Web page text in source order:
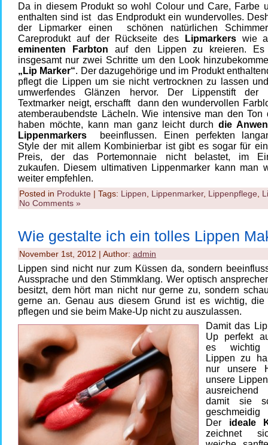
Da in diesem Produkt so wohl Colour und Care, Farbe
enthalten sind ist das Endprodukt ein wundervolles.
der
Lipmarker einen schönen natürlichen
Careprodukt auf der Rückseite des
Lipmarkerswie
eminenten Farbton auf den Lippen zu kreieren.
insgesamt nur zwei Schritte um den Look
„Lip Marker“. Der dazugehörige und im Produkt
pflegt die Lippen um sie nicht vertrocknen zu lassen
umwerfendes Glänzen hervor. Der Lippenstift der
Textmarker neigt, erschafft dann den wundervollen
atemberaubendste Lächeln. Wie intensive man den Ton
haben möchte, kann man ganz leicht durchdie
Lippenmarkers beeinflussen. Einen perfekten
Style der mit allem Kombinierbar ist gibt es sogar für
Preis, der das Portemonnaie nicht belastet, im
zukaufen. Diesem ultimativen
Lippenmarker kann man
weiter empfehlen.
Posted in Produkte | Tags: Lippen Lippenmarker, Lippenpflege
No Comments »
Wie gestalte ich ein tolles Lippen
November 1st, 2012 | Author: admin
Lippen sind nicht nur zum Küssen da, sondern
Aussprache und den Stimmklang. Wer optisch
besitzt, dem hört man nicht nur gerne zu, sondern
gerne an. Genau aus diesem Grund ist es wichtig,
pflegen und sie beim Make-Up nicht zu auszulassen.
Damit das
Up perfekt
es wichtig
Lippen zu
nur unsere
unsere
damit sie
geschmeidig
Der ideale
zeichnet